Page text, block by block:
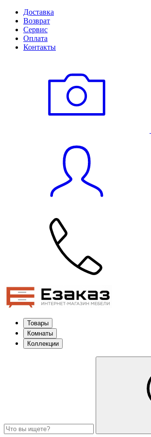
Доставка
Возврат
Сервис
Оплата
Контакты
Товары
Комнаты
Коллекции